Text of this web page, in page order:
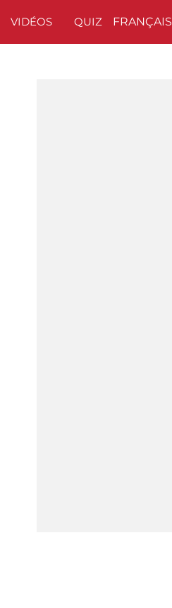
VIDÉOS QUIZ FRANÇAIS